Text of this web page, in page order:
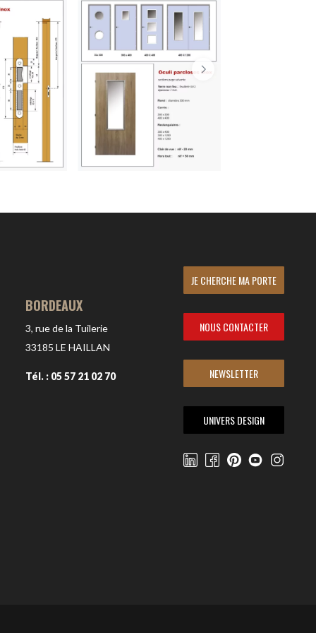
BORDEAUX
3, rue de la Tuilerie
33185 LE HAILLAN
Tél. : 05 57 21 02 70
JE CHERCHE MA PORTE
NOUS CONTACTER
NEWSLETTER
UNIVERS DESIGN